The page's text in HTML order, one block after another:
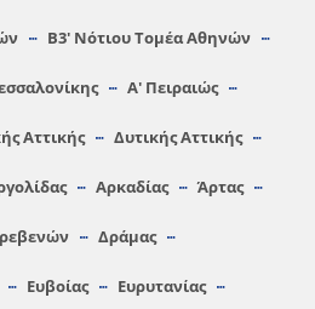
Β3′ Νότιου Τομέα Αθηνών
Α′ Πειραιώς
Αττικής Δυτικής Αττικής
Αρκαδίας Άρτας
Δράμας
Ευβοίας Ευρυτανίας